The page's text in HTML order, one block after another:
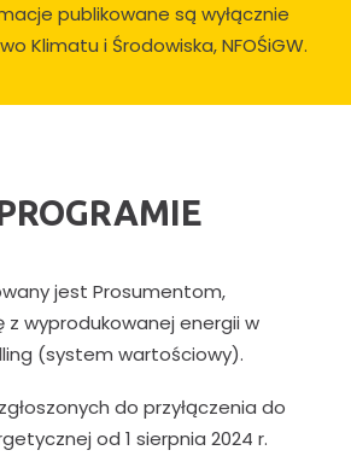
publikowane są wyłącznie
Klimatu i Środowiska, NFOŚiGW.
jest Prosumentom,
z wyprodukowanej energii w
(system wartościowy).
do przyłączenia do
od 1 sierpnia 2024 r.